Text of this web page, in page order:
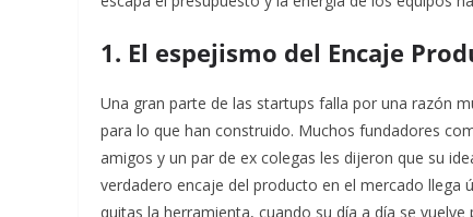
1. El espejismo del Encaje
Una gran parte de las startups falla por una razón
para lo que han construido. Muchos fundadores
amigos y un par de ex colegas les dijeron que su
verdadero encaje del producto en el mercado llega
quitas la herramienta, cuando su día a día se